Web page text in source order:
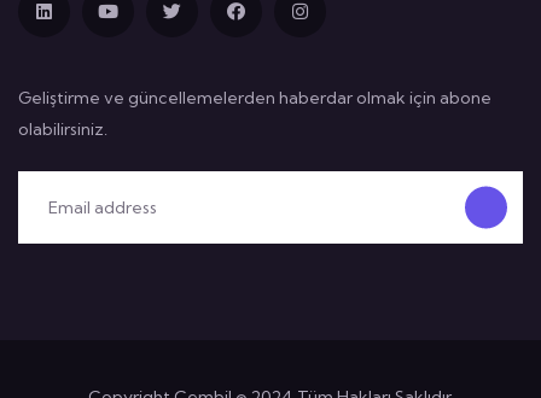
Geliştirme ve güncellemelerden haberdar olmak için abone
olabilirsiniz.